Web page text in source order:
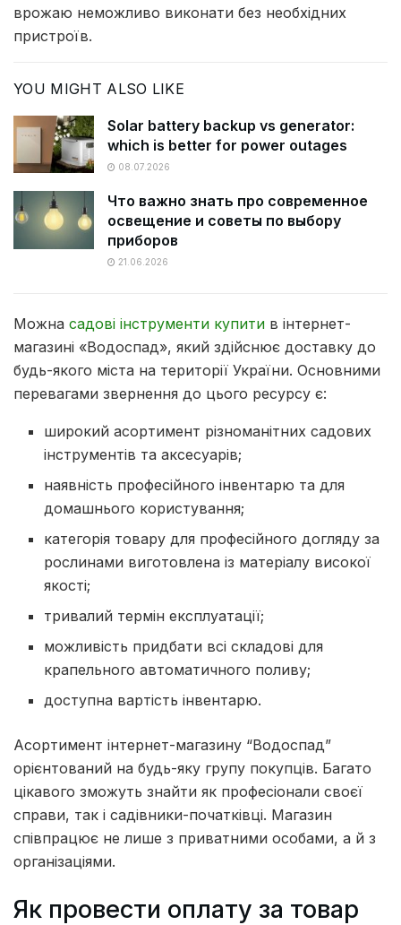
врожаю неможливо виконати без необхідних
пристроїв.
YOU MIGHT ALSO LIKE
Solar battery backup vs generator:
which is better for power outages
08.07.2026
Что важно знать про современное
освещение и советы по выбору
приборов
21.06.2026
Можна садові інструменти купити в інтернет-
магазині «Водоспад», який здійснює доставку до
будь-якого міста на території України. Основними
перевагами звернення до цього ресурсу є:
широкий асортимент різноманітних садових
інструментів та аксесуарів;
наявність професійного інвентарю та для
домашнього користування;
категорія товару для професійного догляду за
рослинами виготовлена із матеріалу високої
якості;
тривалий термін експлуатації;
можливість придбати всі складові для
крапельного автоматичного поливу;
доступна вартість інвентарю.
Асортимент інтернет-магазину “Водоспад”
орієнтований на будь-яку групу покупців. Багато
цікавого зможуть знайти як професіонали своєї
справи, так і садівники-початківці. Магазин
співпрацює не лише з приватними особами, а й з
організаціями.
Як провести оплату за товар